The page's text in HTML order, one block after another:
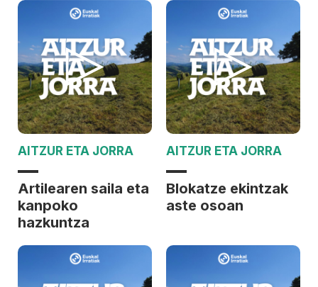
AITZUR ETA JORRA
Artilearen saila eta
kanpoko
hazkuntza
AITZUR ETA JORRA
Blokatze ekintzak
aste osoan